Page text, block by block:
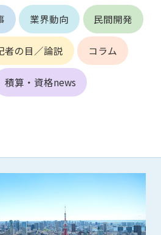
業界動向 民間開発
者の目／論説 コラム
積算・資格news
ることがわかった場合、その者の会
ないことがあります。
実在しなかった場合
/li>
事項に虚偽があった場合
の手続き通りに会員申込手続き処
ドの管理）
が発行したIDおよびパスワードの使
任を負うものとします。
パスワードを、貸与、譲渡、売買、
三者に利用させることはできませ